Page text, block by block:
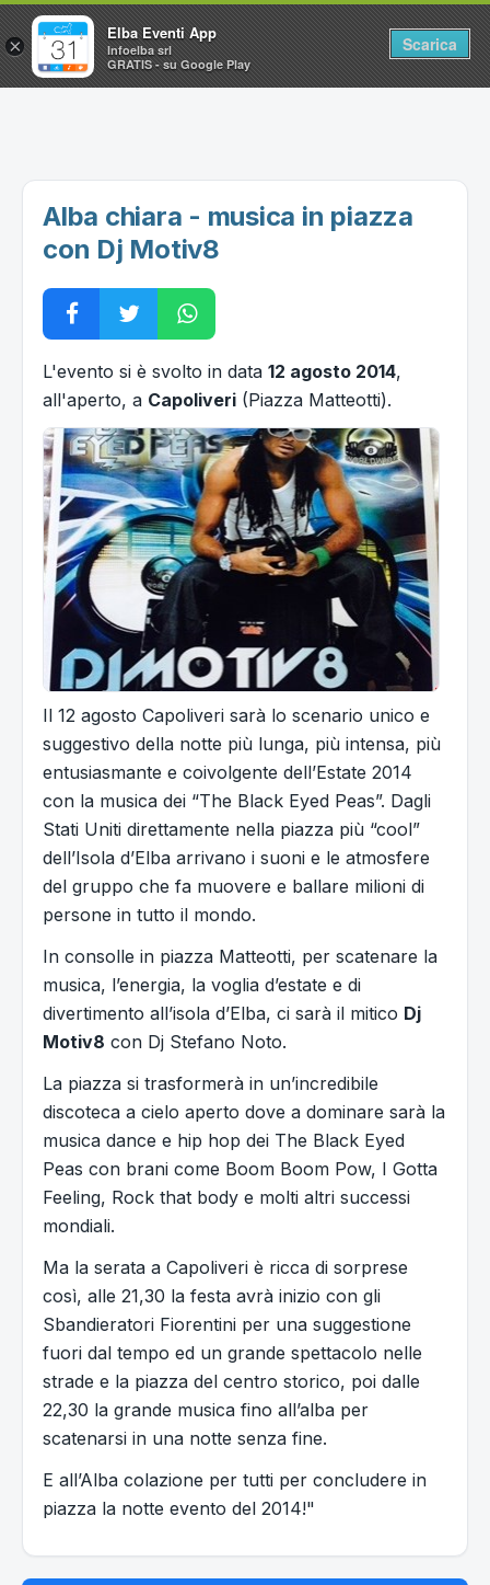
Home
Utilità
Vacanze all'Isola d'Elba
Alba chiara - musica in piazza
con Dj Motiv8
L'evento si è svolto in data 12 agosto 2014,
all'aperto, a Capoliveri (Piazza Matteotti).
Il 12 agosto Capoliveri sarà lo scenario unico e
suggestivo della notte più lunga, più intensa, più
entusiasmante e coivolgente dell’Estate 2014
con la musica dei “The Black Eyed Peas”. Dagli
Stati Uniti direttamente nella piazza più “cool”
dell’Isola d’Elba arrivano i suoni e le atmosfere
del gruppo che fa muovere e ballare milioni di
persone in tutto il mondo.
In consolle in piazza Matteotti, per scatenare la
musica, l’energia, la voglia d’estate e di
divertimento all’isola d’Elba, ci sarà il mitico Dj
Motiv8 con Dj Stefano Noto.
La piazza si trasformerà in un’incredibile
discoteca a cielo aperto dove a dominare sarà la
musica dance e hip hop dei The Black Eyed
Peas con brani come Boom Boom Pow, I Gotta
Feeling, Rock that body e molti altri successi
mondiali.
Ma la serata a Capoliveri è ricca di sorprese
così, alle 21,30 la festa avrà inizio con gli
Sbandieratori Fiorentini per una suggestione
fuori dal tempo ed un grande spettacolo nelle
strade e la piazza del centro storico, poi dalle
22,30 la grande musica fino all’alba per
scatenarsi in una notte senza fine.
E all’Alba colazione per tutti per concludere in
piazza la notte evento del 2014!"
×
Elba Eventi App
Infoelba srl
GRATIS - su Google Play
Scarica